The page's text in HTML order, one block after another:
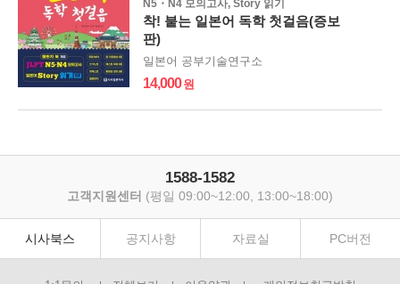
N5・N4 모의고사, Story 읽기
착! 붙는 일본어 독학 첫걸음(증보
판)
일본어 공부기술연구소
14,000
1588-1582
고객지원센터 (평일 09:00~12:00, 13:00~18:00)
시사북스 공지사항 자료실 PC버전